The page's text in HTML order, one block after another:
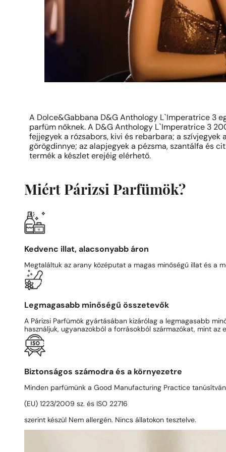
A Dolce&Gabbana D&G Anthology L`Imperatrice 3
parfüm nőknek. A D&G Anthology L`Imperatrice 3
fejjegyek a rózsabors, kivi és rebarbara; a szívjegyek
görögdinnye; az alapjegyek a pézsma, szantálfa és
termék a készlet erejéig elérhető.
Miért Párizsi Parfümök?
Kedvenc illat, alacsonyabb áron
Megtaláltuk az arany középutat a magas minőségű illat és a
Legmagasabb minőségű összetevők
A Párizsi Parfümök gyártásában kizárólag a legmagasabb
használjuk, ugyanazokból a forrásokból származókat, mint az
Biztonságos számodra és a környezetre
Minden parfümünk a Good Manufacturing Practice
(EU) 1223/2009 sz. és ISO 22716
szerint készül Nem allergén. Nincs állatokon tesztelve.